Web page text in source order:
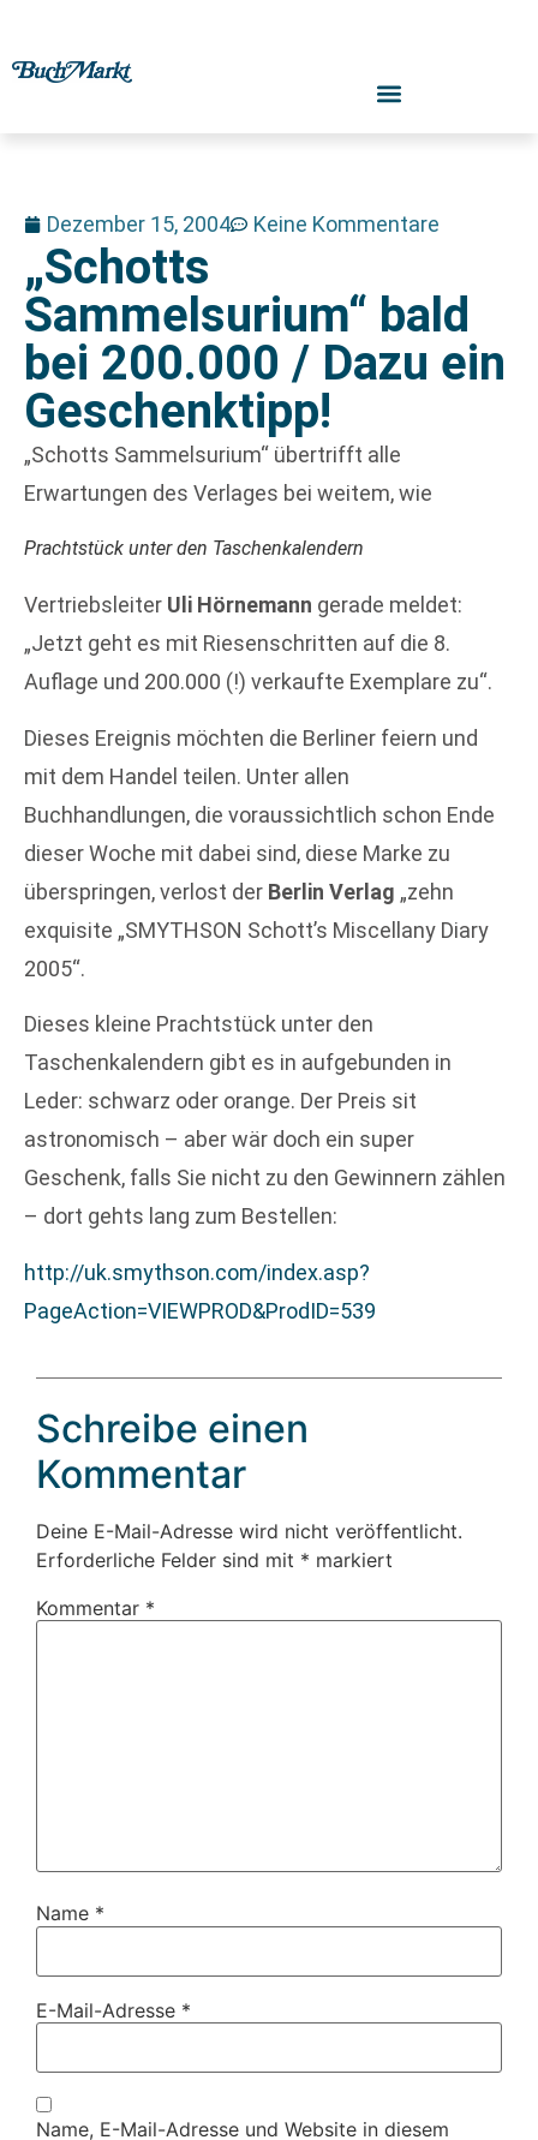
Dezember 15, 2004 Keine Kommentare
„Schotts
Sammelsurium“ bald
bei 200.000 / Dazu ein
Geschenktipp!
„Schotts Sammelsurium“ übertrifft alle
Erwartungen des Verlages bei weitem, wie
Prachtstück unter den Taschenkalendern
Vertriebsleiter Uli Hörnemann gerade meldet:
„Jetzt geht es mit Riesenschritten auf die 8.
Auflage und 200.000 (!) verkaufte Exemplare zu“.
Dieses Ereignis möchten die Berliner feiern und
mit dem Handel teilen. Unter allen
Buchhandlungen, die voraussichtlich schon Ende
dieser Woche mit dabei sind, diese Marke zu
überspringen, verlost der Berlin Verlag „zehn
exquisite „SMYTHSON Schott’s Miscellany Diary
2005“.
Dieses kleine Prachtstück unter den
Taschenkalendern gibt es in aufgebunden in
Leder: schwarz oder orange. Der Preis sit
astronomisch – aber wär doch ein super
Geschenk, falls Sie nicht zu den Gewinnern zählen
– dort gehts lang zum Bestellen:
http://uk.smythson.com/index.asp?
PageAction=VIEWPROD&ProdID=539
Schreibe einen
Kommentar
Deine E-Mail-Adresse wird nicht veröffentlicht.
Erforderliche Felder sind mit * markiert
Kommentar *
Name *
E-Mail-Adresse *
Name, E-Mail-Adresse und Website in diesem